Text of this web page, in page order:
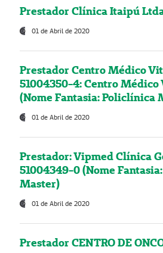
Prestador Clínica Itaipú
01 de Abril de 2020
Prestador Centro Médico
51004350-4: Centro
(Nome Fantasia: Policlínica
01 de Abril de 2020
Prestador: Vipmed Clínica
51004349-0 (Nome
Master)
01 de Abril de 2020
Prestador CENTRO DE